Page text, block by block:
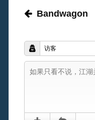
Bandwagon